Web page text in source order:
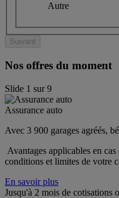
Autre
Suivant
Nos offres du moment
Slide 1 sur9
Assurance auto
Avec 3 900 garages agréés,
Avantages applicables en
conditions et limites de votre
En savoir plus
Jusqu'à 2 mois de cotisations